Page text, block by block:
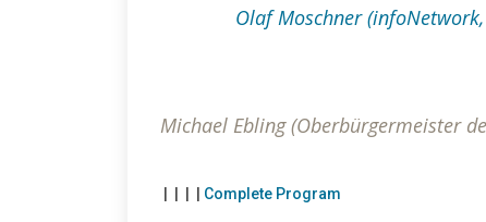
Olaf Moschner
Michael Ebling (Oberbürgermeister
Complete Program